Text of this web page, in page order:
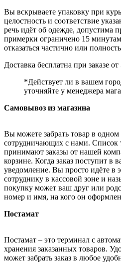
Вы вскрываете упаковку при
целостность и соответствие
речь идёт об одежде, допустима
примерки ограничено 15
отказаться частично или
Доставка бесплатна при заказе
*Действует ли в вашем
уточняйте у менеджера
Самовывоз из магазина
Вы можете забрать товар в одном
сотрудничающих с нами. Список
принимают заказы от нашей
корзине. Когда заказ поступит в
уведомление. Вы просто идёте в
сотруднику в кассовой зоне и
покупку может ваш друг или
номер и имя, на кого он
Постамат
Постамат – это терминал с
хранения заказанных товаров.
может забрать заказ в любое